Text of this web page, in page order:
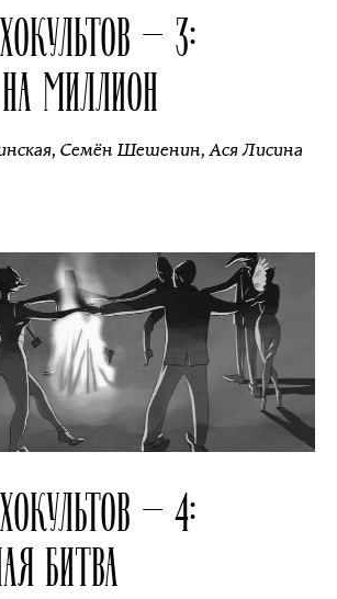
— 3:
МИЛЛИОН
, Семён Шешенин,Ася Лисина
— 4:
БИТВА